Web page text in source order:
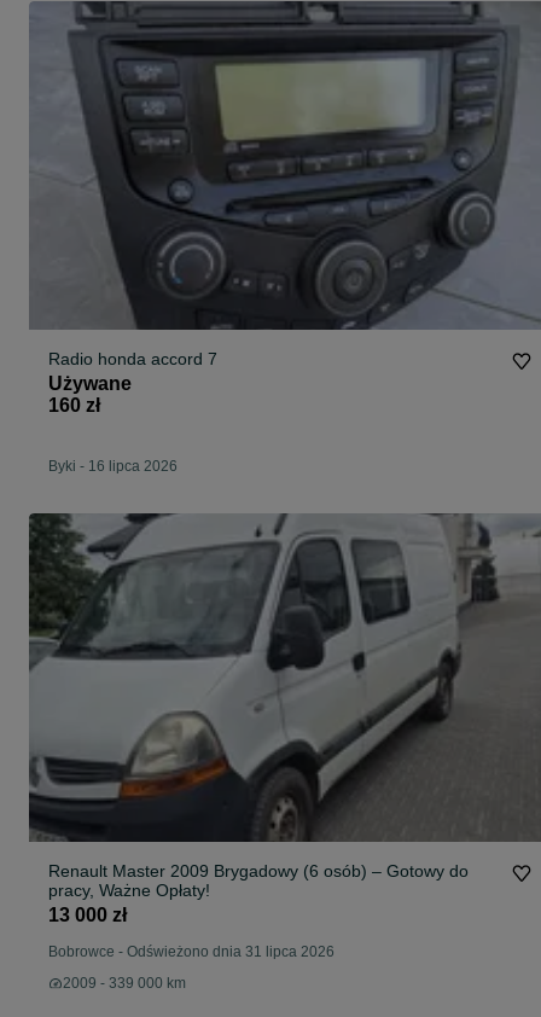
Radio honda accord 7
Używane
160 zł
Byki - 16 lipca 2026
Renault Master 2009 Brygadowy (6 osób) – Gotowy do
pracy, Ważne Opłaty!
13 000 zł
Bobrowce - Odświeżono dnia 31 lipca 2026
2009 - 339 000 km